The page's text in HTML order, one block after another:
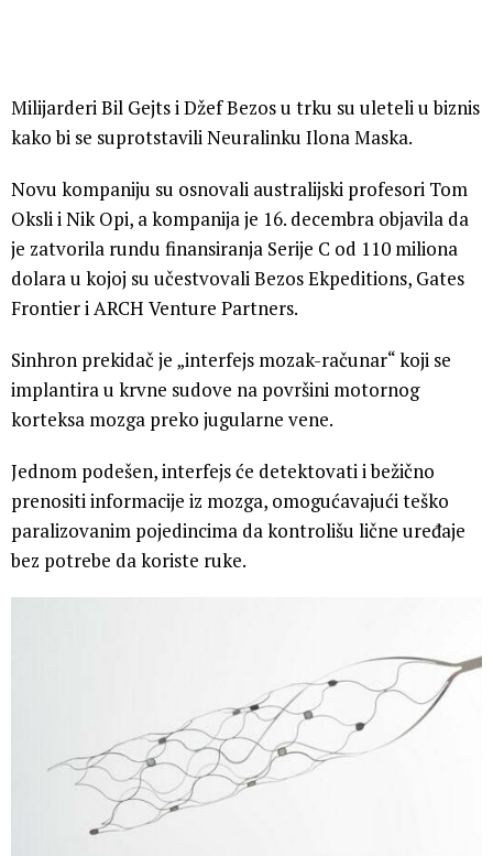
Milijarderi Bil Gejts i Džef Bezos u trku su uleteli u biznis
kako bi se suprotstavili Neuralinku Ilona Maska.
Novu kompaniju su osnovali australijski profesori Tom
Oksli i Nik Opi, a kompanija je 16. decembra objavila da
je zatvorila rundu finansiranja Serije C od 110 miliona
dolara u kojoj su učestvovali Bezos Ekpeditions, Gates
Frontier i ARCH Venture Partners.
Sinhron prekidač je „interfejs mozak-računar“ koji se
implantira u krvne sudove na površini motornog
korteksa mozga preko jugularne vene.
Jednom podešen, interfejs će detektovati i bežično
prenositi informacije iz mozga, omogućavajući teško
paralizovanim pojedincima da kontrolišu lične uređaje
bez potrebe da koriste ruke.